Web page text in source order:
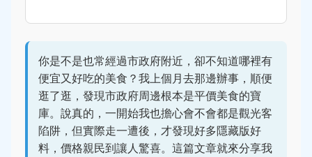
你是不是也常經過市政府附近，卻不知道哪裡有
便宜又好吃的美食？我上個月去那邊辦事，順便
逛了逛，發現市政府周邊根本是平價美食的寶
庫。說真的，一開始我也擔心會不會都是觀光客
陷阱，但實際走一遭後，才發現好多隱藏版好
料，價格親民到讓人驚喜。這篇文章就來分享我